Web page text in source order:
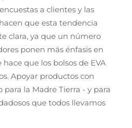
a clientes y las
que esta tendencia
clara, ya que un número
ponen más énfasis en
hace que los bolsos de EVA
Apoyar productos con
la Madre Tierra - y para
que todos llevamos